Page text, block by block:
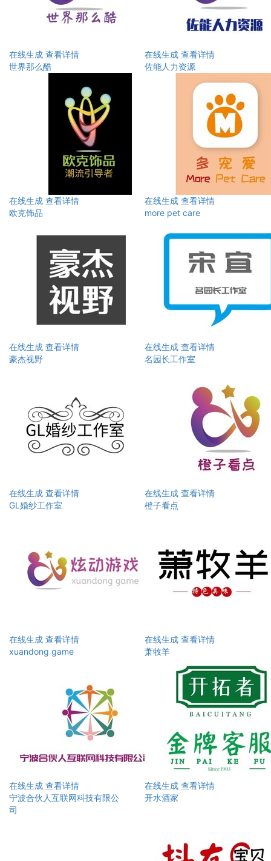
在线生成 查看详情
世界那么酷
在线生成 查看详情
佐能人力资源
在线生成 查看详情
欧克饰品
在线生成 查看详情
more pet care
在线生成 查看详情
豪杰视野
在线生成 查看详情
名园长工作室
在线生成 查看详情
GL婚纱工作室
在线生成 查看详情
橙子看点
在线生成 查看详情
xuandong game
在线生成 查看详情
萧牧羊
在线生成 查看详情
宁波合伙人互联网科技有限公
司
在线生成 查看详情
开水酒家